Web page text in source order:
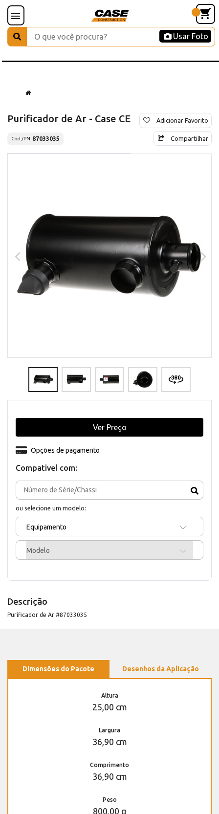
Usar Foto
Purificador de Ar - Case CE
Cód./PN 87033035
Adicionar Favorito
Compartilhar
Compativel com:
ou selecione um modelo:
Equipamento
Modelo
Opções de pagamento
Ver Preço
Descrição
Purificador de Ar #87033035
Dimensões do Pacote Desenhos da Aplicação
Altura
25,00 cm
Largura
36,90 cm
Comprimento
36,90 cm
Peso
800,00 g